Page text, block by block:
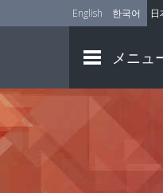
English 한국어
メニュ